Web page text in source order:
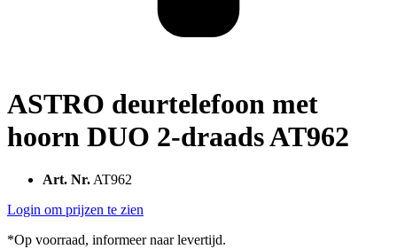
ASTRO deurtelefoon met
hoorn DUO 2-draads AT962
Art. Nr. AT962
Login om prijzen te zien
*Op voorraad, informeer naar levertijd.